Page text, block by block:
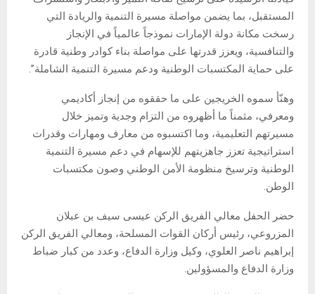
المستقبل، بما يضمن مواصلة مسيرة التنمية والريادة التي
رسخت مكانة دولة الإمارات نموذجاً عالمياً في الإنجاز
والتنافسية، ويعزز قدرتها على مواصلة بناء كوادر وطنية قادرة
على حماية المكتسبات الوطنية ودعم مسيرة التنمية الشاملة”.
وهنّأ سموه الخريجين على ما حققوه من إنجاز أكاديمي
ومعرفي، مثمناً ما أظهروه من التزام وجدية وتميز خلال
مسيرتهم التعليمية، وما اكتسبوه من معارف ومهارات وقدرات
استراتيجية تعزز جاهزيتهم للإسهام في دعم مسيرة التنمية
الوطنية وترسيخ منظومة الأمن الوطني وصون مكتسبات
الوطن.
حضر الحفل معالي الفريق الركن عيسى سيف بن عبلان
المزروعي، رئيس أركان القوات المسلحة، ومعالي الفريق الركن
إبراهيم ناصر العلوي، وكيل وزارة الدفاع، وعدد من كبار ضباط
وزارة الدفاع والمسؤولين.